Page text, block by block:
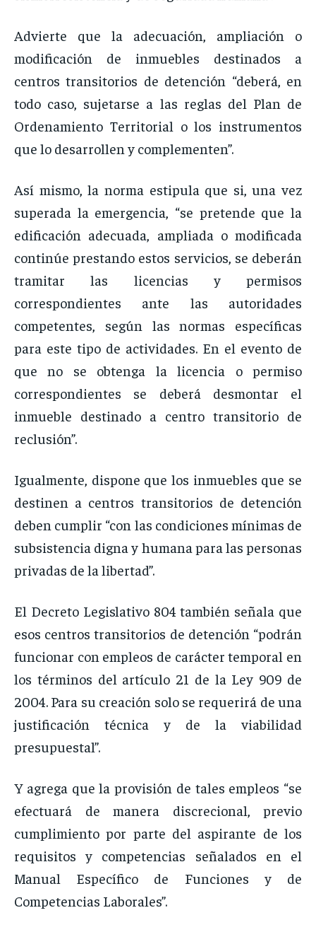
Advierte que la adecuación, ampliación o
modificación de inmuebles destinados a
centros transitorios de detención “deberá, en
todo caso, sujetarse a las reglas del Plan de
Ordenamiento Territorial o los instrumentos
que lo desarrollen y complementen”.
Así mismo, la norma estipula que si, una vez
superada la emergencia, “se pretende que la
edificación adecuada, ampliada o modificada
continúe prestando estos servicios, se deberán
tramitar las licencias y permisos
correspondientes ante las autoridades
competentes, según las normas específicas
para este tipo de actividades. En el evento de
que no se obtenga la licencia o permiso
correspondientes se deberá desmontar el
inmueble destinado a centro transitorio de
reclusión”.
Igualmente, dispone que los inmuebles que se
destinen a centros transitorios de detención
deben cumplir “con las condiciones mínimas de
subsistencia digna y humana para las personas
privadas de la libertad”.
El Decreto Legislativo 804 también señala que
esos centros transitorios de detención “podrán
funcionar con empleos de carácter temporal en
los términos del artículo 21 de la Ley 909 de
2004. Para su creación solo se requerirá de una
justificación técnica y de la viabilidad
presupuestal”.
Y agrega que la provisión de tales empleos “se
efectuará de manera discrecional, previo
cumplimiento por parte del aspirante de los
requisitos y competencias señalados en el
Manual Específico de Funciones y de
Competencias Laborales”.